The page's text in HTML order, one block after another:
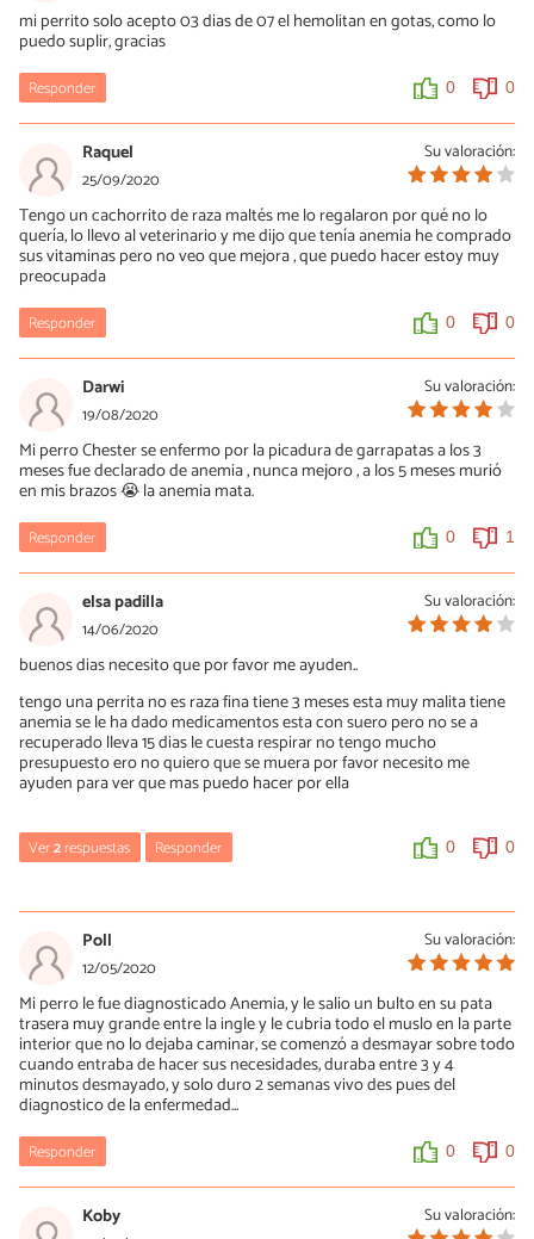
mi perrito solo acepto 03 dias de 07 el hemolitan en gotas, como lo
puedo suplir, gracias
Responder 0 0
Su valoración:
Raquel
25/09/2020
Tengo un cachorrito de raza maltés me lo regalaron por qué no lo
quería, lo llevo al veterinario y me dijo que tenía anemia he comprado
sus vitaminas pero no veo que mejora , que puedo hacer estoy muy
preocupada
Responder 0 0
Su valoración:
Darwi
19/08/2020
Mi perro Chester se enfermo por la picadura de garrapatas a los 3
meses fue declarado de anemia , nunca mejoro , a los 5 meses murió
en mis brazos 😭 la anemia mata.
Responder 0 1
Su valoración:
elsa padilla
14/06/2020
buenos dias necesito que por favor me ayuden..
tengo una perrita no es raza fina tiene 3 meses esta muy malita tiene
anemia se le ha dado medicamentos esta con suero pero no se a
recuperado lleva 15 dias le cuesta respirar no tengo mucho
presupuesto ero no quiero que se muera por favor necesito me
ayuden para ver que mas puedo hacer por ella
Ver2respuestas Responder 0 0
Hola, tu perrita mejoró?espero no incomodar con mi pregunta
pero mi tiene anemia y está débil pero si se levanta y anda por
ratos por la casa el tuyo hacía lo mismo?
0 0
Patricia
de huevo ,solo la parte amarilla ,y si podés ,desmenuza alguna
Su valoración:
Poll
12/05/2020
Mi perro le fue diagnosticado Anemia, y le salio un bulto en su pata
trasera muy grande entre la ingle y le cubria todo el muslo en la parte
interior que no lo dejaba caminar, se comenzó a desmayar sobre todo
cuando entraba de hacer sus necesidades, duraba entre 3 y 4
minutos desmayado, y solo duro 2 semanas vivo des pues del
diagnostico de la enfermedad...
Responder 0 0
Su valoración:
Koby